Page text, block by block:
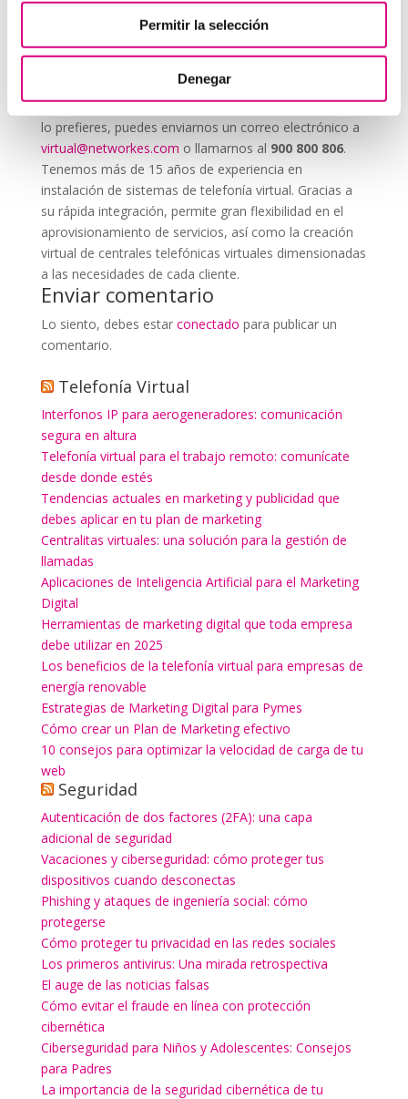
Permitir la selección
Denegar
System Network, tu operadora de telefonía
virtual en España
Telefonía Virtual Network
que nos permitas estudiar tu caso particular. Aunque si
lo prefieres, puedes enviarnos un correo electrónico a
virtual@networkes.com o llamarnos al 900 800 806.
Tenemos más de 15 años de experiencia en
instalación de sistemas de telefonía virtual. Gracias a
su rápida integración, permite gran flexibilidad en el
aprovisionamiento de servicios, así como la creación
virtual de centrales telefónicas virtuales dimensionadas
a las necesidades de cada cliente.
Enviar comentario
Lo siento, debes estar conectado para publicar un
comentario.
Telefonía Virtual
Interfonos IP para aerogeneradores: comunicación
segura en altura
Telefonía virtual para el trabajo remoto: comunícate
desde donde estés
Tendencias actuales en marketing y publicidad que
debes aplicar en tu plan de marketing
Centralitas virtuales: una solución para la gestión de
llamadas
Aplicaciones de Inteligencia Artificial para el Marketing
Digital
Herramientas de marketing digital que toda empresa
debe utilizar en 2025
Los beneficios de la telefonía virtual para empresas de
energía renovable
Estrategias de Marketing Digital para Pymes
Cómo crear un Plan de Marketing efectivo
10 consejos para optimizar la velocidad de carga de tu
web
Seguridad
Autenticación de dos factores (2FA): una capa
adicional de seguridad
Vacaciones y ciberseguridad: cómo proteger tus
dispositivos cuando desconectas
Phishing y ataques de ingeniería social: cómo
protegerse
Cómo proteger tu privacidad en las redes sociales
Los primeros antivirus: Una mirada retrospectiva
El auge de las noticias falsas
Cómo evitar el fraude en línea con protección
cibernética
Ciberseguridad para Niños y Adolescentes: Consejos
para Padres
La importancia de la seguridad cibernética de tu